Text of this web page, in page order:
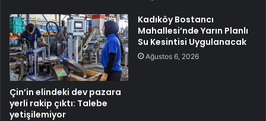
Çin’in elindeki dev pazara
yerli rakip çıktı: Talebe
yetişilemiyor
Kadıköy Bostancı
Mahallesi’nde Yarın Planlı
Su Kesintisi Uygulanacak
Ağustos 6, 2026